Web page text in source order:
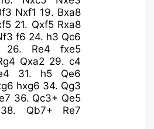
Nxf1 19. Bxa8
21. Qxf5 Rxa8
f6 24. h3 Qc6
26. Re4
fxe5
Qxa2 29.c4
31. h5
Qe6
hxg6 34. Qg3
36. Qc3+ Qe5
38. Qb7+
Re7